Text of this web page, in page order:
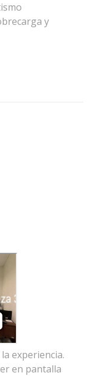
y
experiencia.
en pantalla